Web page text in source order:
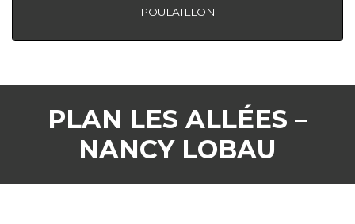
POULAILLON
PLAN LES ALLÉES –
NANCY LOBAU